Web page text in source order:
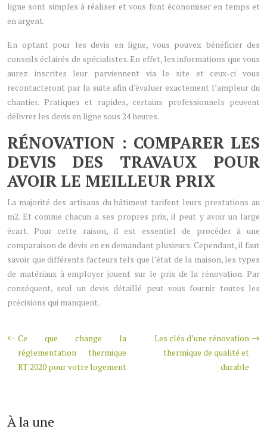
ligne sont simples à réaliser et vous font économiser en temps et
en argent.
En optant pour les devis en ligne, vous pouvez bénéficier des
conseils éclairés de spécialistes. En effet, les informations que vous
aurez inscrites leur parviennent via le site et ceux-ci vous
recontacteront par la suite afin d’évaluer exactement l’ampleur du
chantier. Pratiques et rapides, certains professionnels peuvent
délivrer les devis en ligne sous 24 heures.
RÉNOVATION : COMPARER LES
DEVIS DES TRAVAUX POUR
AVOIR LE MEILLEUR PRIX
La majorité des artisans du bâtiment tarifent leurs prestations au
m2. Et comme chacun a ses propres prix, il peut y avoir un large
écart. Pour cette raison, il est essentiel de procéder à une
comparaison de devis en en demandant plusieurs. Cependant, il faut
savoir que différents facteurs tels que l’état de la maison, les types
de matériaux à employer jouent sur le prix de la rénovation. Par
conséquent, seul un devis détaillé peut vous fournir toutes les
précisions qui manquent.
Ce que change la
réglementation thermique
RT 2020 pour votre logement
Les clés d’une rénovation
thermique de qualité et
durable
À la une